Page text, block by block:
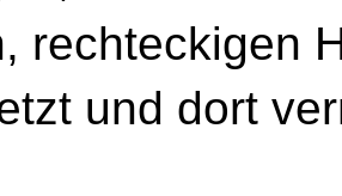
rechteckigen
und dort